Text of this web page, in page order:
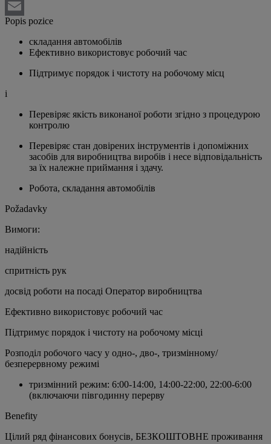
LinkedIn
Email
Popis pozice
складання автомобілів
Ефективно використовує робочий час
Підтримує порядок і чистоту на робочому місц
і
Перевіряє якість виконаної роботи згідно з процедурою
контролю
Перевіряє стан довірених інструментів і допоміжних
засобів для виробництва виробів і несе відповідальність
за їх належне приймання і здачу.
Робота, складання автомобілів
Požadavky
Вимоги:
надійність
спритність рук
досвід роботи на посаді Оператор виробництва
Ефективно використовує робочий час
Підтримує порядок і чистоту на робочому місці
Розподіл робочого часу у одно-, дво-, тризмінному/
безперервному режимі
тризмінний режим: 6:00-14:00, 14:00-22:00, 22:00-6:00
(включаючи півгодинну перерву
Benefity
Цілий ряд фінансових бонусів, БЕЗКОШТОВНЕ проживання